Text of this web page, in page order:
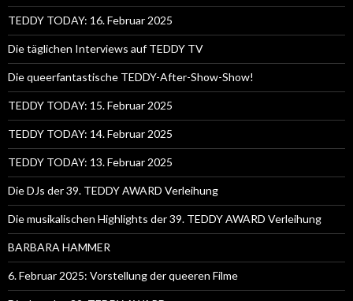
TEDDY TODAY: 16. Februar 2025
Die täglichen Interviews auf TEDDY TV
Die queerfantastische TEDDY-After-Show-Show!
TEDDY TODAY: 15. Februar 2025
TEDDY TODAY: 14. Februar 2025
TEDDY TODAY: 13. Februar 2025
Die DJs der 39. TEDDY AWARD Verleihung
Die musikalischen Highlights der 39. TEDDY AWARD Verleihung
BARBARA HAMMER
6. Februar 2025: Vorstellung der queeren Filme